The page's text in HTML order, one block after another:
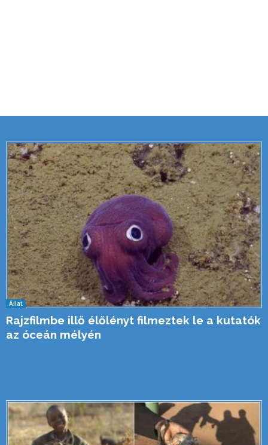
Állat
Rajzfilmbe illő élőlényt filmeztek le a kutatók
az óceán mélyén